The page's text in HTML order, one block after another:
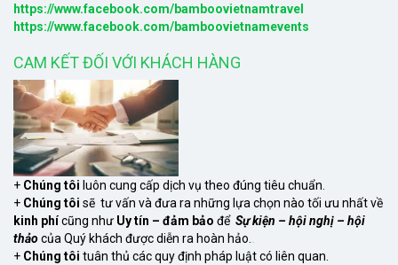
https://www.facebook.com/bamboovietnamtravel
https://www.facebook.com/bamboovietnamevents
CAM KẾT ĐỐI VỚI KHÁCH HÀNG
+ Chúng tôi luôn cung cấp dịch vụ theo đúng tiêu chuẩn.
+ Chúng tôi sẽ tư vấn và đưa ra những lựa chọn nào tối ưu nhất về
kinh phícũng như Uy tín – đảm bảo để Sự kiện – hội nghị – hội
thảocủa Quý khách được diễn ra hoàn hảo.
+ Chúng tôi tuân thủ các quy định pháp luật có liên quan.